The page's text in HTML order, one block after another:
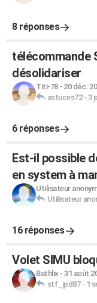
8 réponses
télécommande
désolidariser
Titi-78- 20 déc.
astuces72- 3
6 réponses
Est-il possible
en system à
Utilisateur
Utilisateur
16 réponses
Volet SIMU
Bathlix - 31 août
stf_jpd87- 1